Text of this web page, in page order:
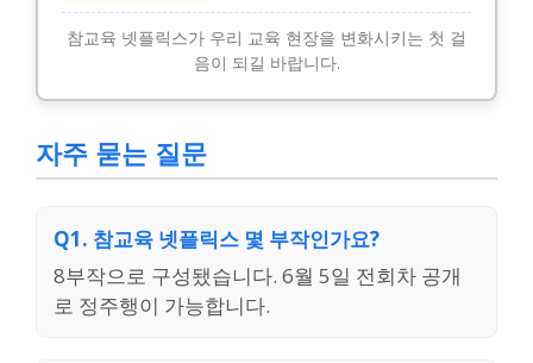
참교육 넷플릭스가 우리 교육 현장을 변화시키는 첫 걸
음이 되길 바랍니다.
자주 묻는 질문
Q1. 참교육 넷플릭스 몇 부작인가요?
8부작으로 구성됐습니다. 6월 5일 전회차 공개
로 정주행이 가능합니다.